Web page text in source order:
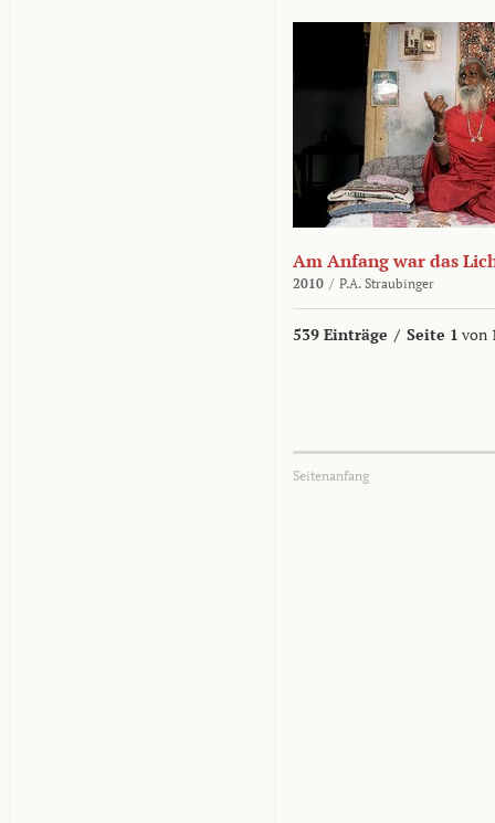
Am Anfang war das
2010 / P.A. Straubinger
539 Einträge / Seite 1 von
Seitenanfang